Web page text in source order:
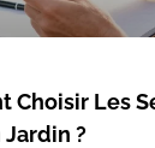
Choisir Les
Jardin ?